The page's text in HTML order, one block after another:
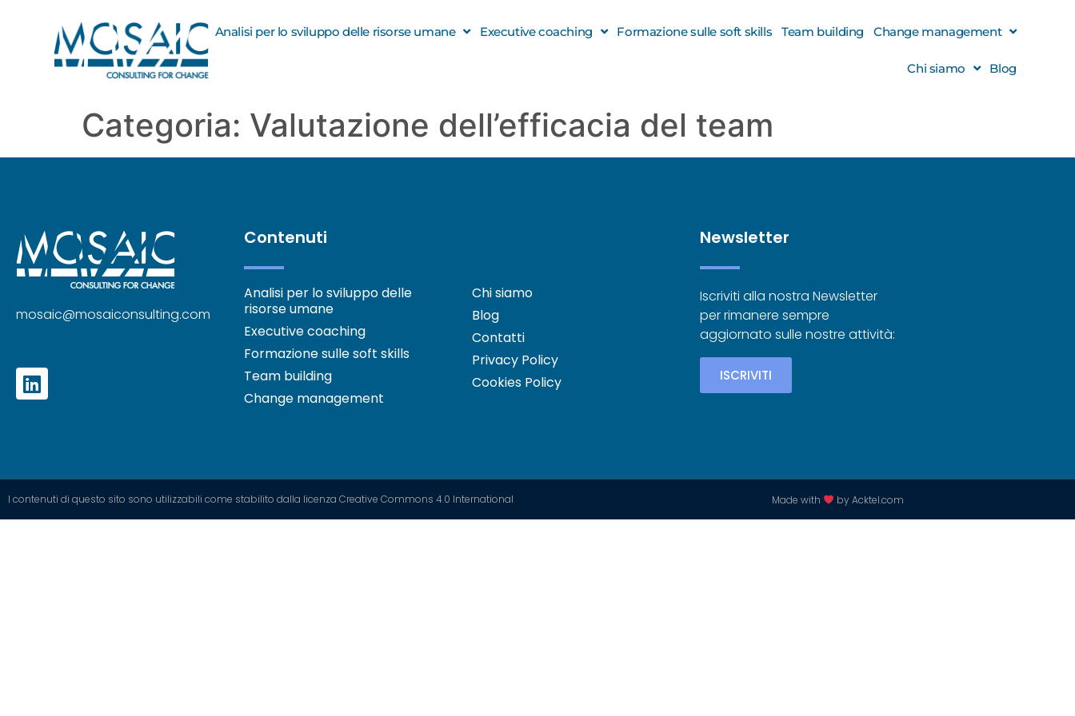
Analisi per lo sviluppo delle risorse umane Executive coaching Formazione sulle soft skills Team building Change management
Chi siamo Blog
Categoria: Valutazione dell’efficacia del team
mosaic@mosaiconsulting.com
Contenuti
Analisi per lo sviluppo delle
risorse umane
Executive coaching
Formazione sulle soft skills
Team building
Change management
Chi siamo
Blog
Contatti
Privacy Policy
Cookies Policy
Newsletter
Iscriviti alla nostra Newsletter
per rimanere sempre
aggiornato sulle nostre attività:
ISCRIVITI
I contenuti di questo sito sono utilizzabili come stabilito dalla licenza Creative Commons 4.0 International Made with by Acktel.com